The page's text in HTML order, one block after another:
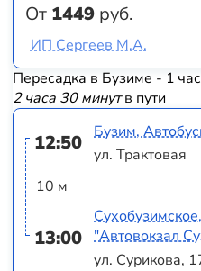
От 1449 руб.
ИП Сергеев М.А.
Пересадка в Бузиме - 1
2 часа 30 минутв пути
12:50
10 м
13:00
Бузим,
ул. Трактовая
"Автовокзал
ул. Сурикова,